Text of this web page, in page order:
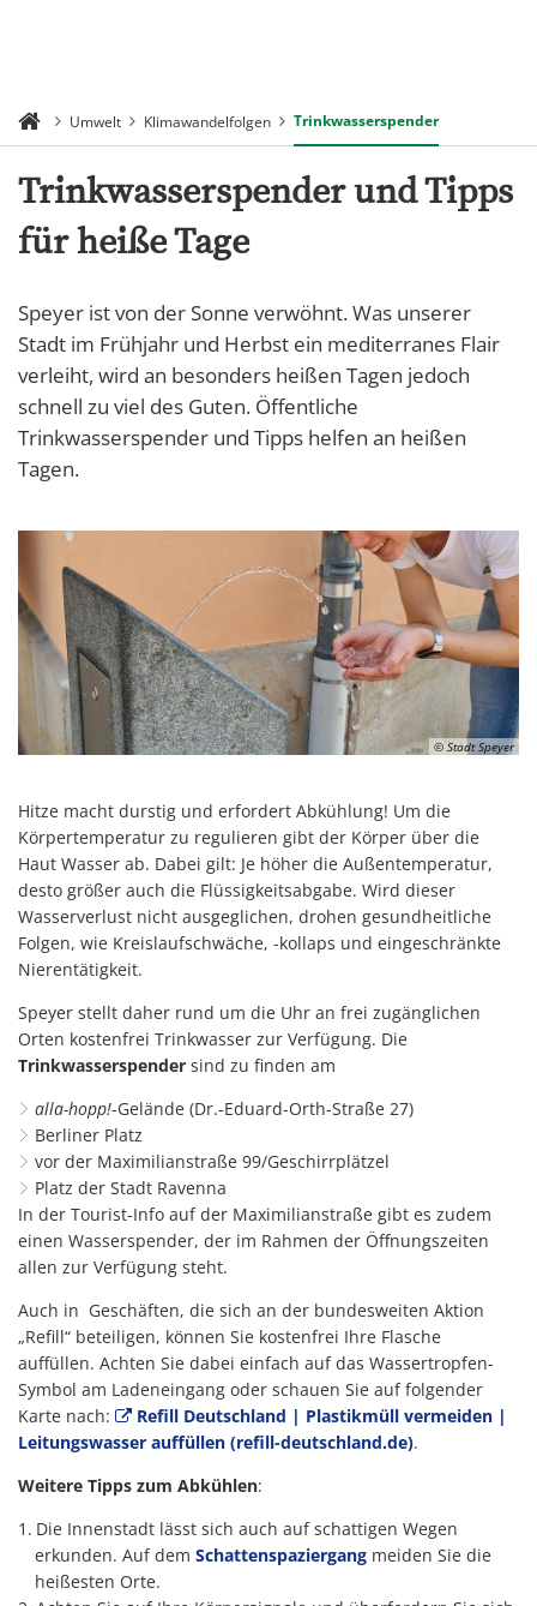
Umwelt Klimawandelfolgen Trinkwasserspender
Trinkwasserspender und Tipps
für heiße Tage
Speyer ist von der Sonne verwöhnt. Was unserer
Stadt im Frühjahr und Herbst ein mediterranes Flair
verleiht, wird an besonders heißen Tagen jedoch
schnell zu viel des Guten. Öffentliche
Trinkwasserspender und Tipps helfen an heißen
Tagen.
© Stadt Speyer
Hitze macht durstig und erfordert Abkühlung! Um die
Körpertemperatur zu regulieren gibt der Körper über die
Haut Wasser ab. Dabei gilt: Je höher die Außentemperatur,
desto größer auch die Flüssigkeitsabgabe. Wird dieser
Wasserverlust nicht ausgeglichen, drohen gesundheitliche
Folgen, wie Kreislaufschwäche, -kollaps und eingeschränkte
Nierentätigkeit.
Speyer stellt daher rund um die Uhr an frei zugänglichen
Orten kostenfrei Trinkwasser zur Verfügung. Die
Trinkwasserspender sind zu finden am
alla-hopp!-Gelände (Dr.-Eduard-Orth-Straße 27)
Berliner Platz
vor der Maximilianstraße 99/Geschirrplätzel
Platz der Stadt Ravenna
In der Tourist-Info auf der Maximilianstraße gibt es zudem
einen Wasserspender, der im Rahmen der Öffnungszeiten
allen zur Verfügung steht.
Auch in Geschäften, die sich an der bundesweiten Aktion
„Refill“ beteiligen, können Sie kostenfrei Ihre Flasche
auffüllen. Achten Sie dabei einfach auf das Wassertropfen-
Symbol am Ladeneingang oder schauen Sie auf folgender
Karte nach:
Refill Deutschland | Plastikmüll vermeiden |
Leitungswasser auffüllen (refill-deutschland.de).
Weitere Tipps zum Abkühlen:
Die Innenstadt lässt sich auch auf schattigen Wegen
erkunden. Auf dem Schattenspaziergang meiden Sie die
heißesten Orte.